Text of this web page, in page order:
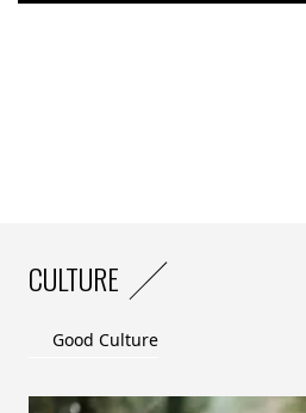
CULTURE
Good Culture